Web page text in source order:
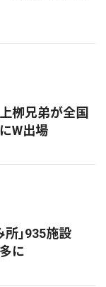
栁兄弟が全国
W出場
所｣935施設
に